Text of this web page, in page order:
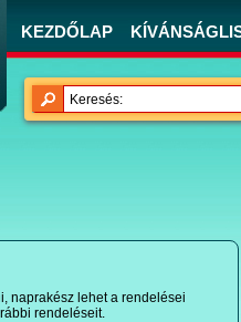
KEZDŐLAP
naprakész lehet a rendelései
rendeléseit.